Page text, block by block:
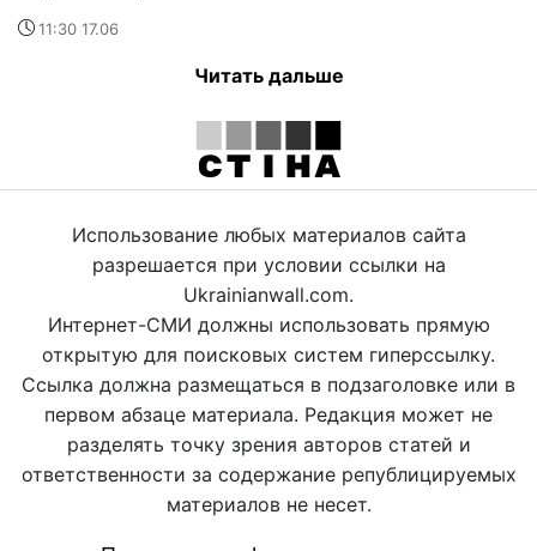
11:30 17.06
Читать дальше
Использование любых материалов сайта
разрешается при условии ссылки на
Ukrainianwall.com.
Интернет-СМИ должны использовать прямую
открытую для поисковых систем гиперссылку.
Ссылка должна размещаться в подзаголовке или в
первом абзаце материала. Редакция может не
разделять точку зрения авторов статей и
ответственности за содержание републицируемых
материалов не несет.